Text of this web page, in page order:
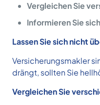
Vergleichen Sie
Informieren Sie
Lassen Sie sich nicht
Versicherungsmakler
drängt, sollten Sie
Vergleichen Sie